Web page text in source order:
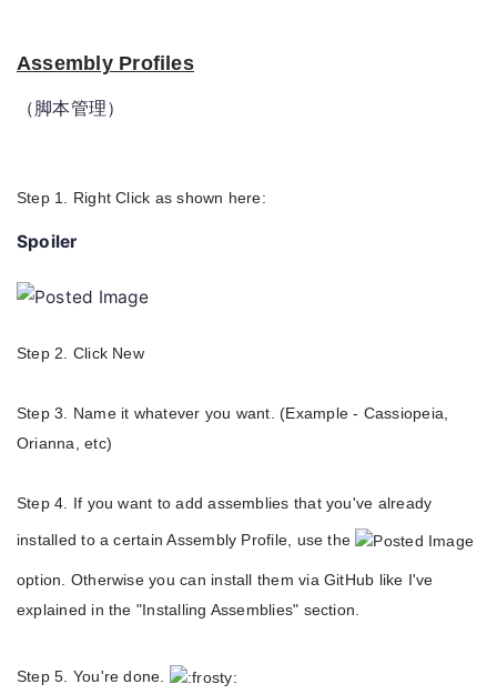
Assembly Profiles
（脚本管理）
Step 1. Right Click as shown here:
Spoiler
Step 2. Click New
Step 3. Name it whatever you want. (Example - Cassiopeia,
Orianna, etc)
Step 4. If you want to add assemblies that you've already
installed to a certain Assembly Profile, use the
option. Otherwise you can install them via GitHub like I've
explained in the "Installing Assemblies" section.
Step 5. You're done.